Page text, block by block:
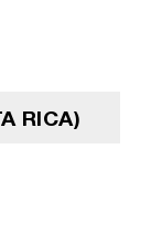
RICA)